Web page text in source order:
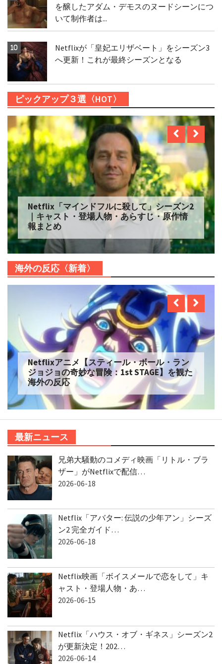
を醸したアダム・デモスのヌードシーンにつ
いて制作者は...
Netflixが「皇妃エリザベート」をシーズン3
へ更新！これが最終シーズンとなる
ピックアップ３選〈HOT〉
Netflix「マインドフルに殺して」シーズン2
｜キャスト・登場人物・あらすじ・原作情
報まとめ
海外の反応〈新着〉
Netflixアニメ【スティール・ボール・ラン
ジョジョの奇妙な冒険：1st STAGE】を観た
海外の反応
最新ニュース
兄弟大騒動のコメディ映画「リトル・ブラ
ザー」がNetflixで配信…
2026-06-18
Netflix「アバター: 伝説の少年アン」シーズ
ン2 完全ガイド…
2026-06-18
Netflix映画「ボイスメールで恋をして」キ
ャスト・登場人物・あ…
2026-06-15
Netflix「ハウス・オブ・ギネス」シーズン2
が更新決定！202…
2026-06-14